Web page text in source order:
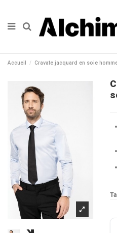
Accueil Cravate jacquard en soie